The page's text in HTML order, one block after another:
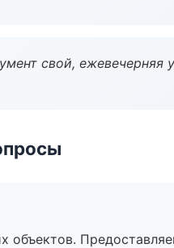
свой, ежевечерняя
объектов.